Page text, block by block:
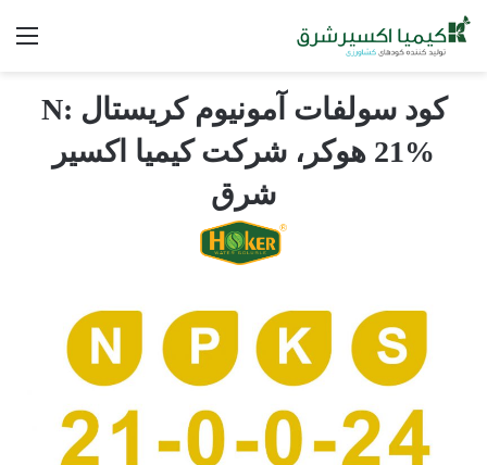
کود سولفات آمونیوم کریستال N:
21% هوکر، شرکت کیمیا اکسیر
شرق